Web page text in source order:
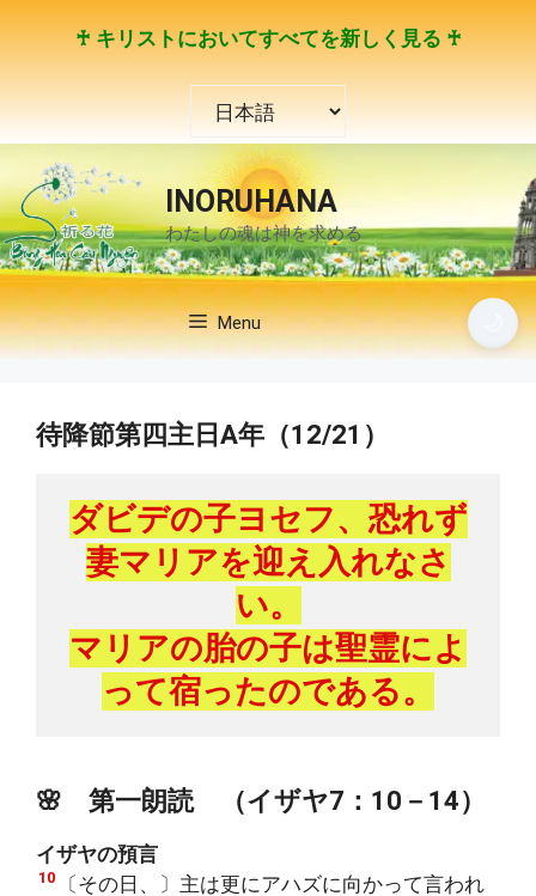
ス
キ
ッ
プ
♰ キリストにおいてすべてを新しく見る ♰
選
択
INORUHANA
わたしの魂は神を求める
Menu
待降節第四主日A年（12/21）
ダビデの子ヨセフ、恐れず
妻マリアを迎え入れなさ
い。
マリアの胎の子は聖霊によ
って宿ったのである。
🌸 第一朗読 （イザヤ7：10－14）
イザヤの預言
10
〔その日、〕主は更にアハズに向かって言われ